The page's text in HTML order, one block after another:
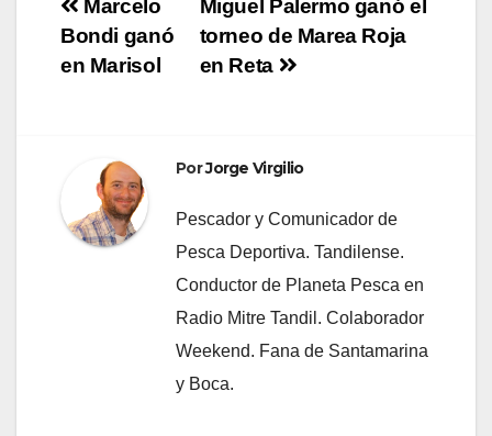
Navegación
de
Miguel Palermo ganó el
torneo de Marea Roja
en Reta
Marcelo
Bondi ganó
en Marisol
PorJorge Virgilio
Pescador y Comunicador de
Pesca Deportiva. Tandilense.
Conductor de Planeta Pesca en
Radio Mitre Tandil. Colaborador
Weekend. Fana de Santamarina
y Boca.